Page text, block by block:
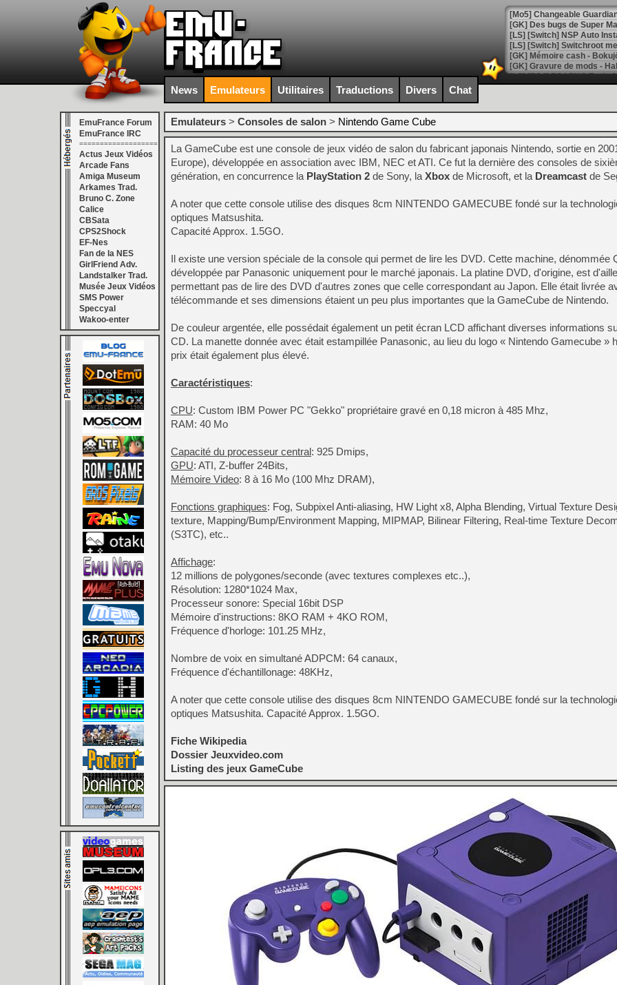
[Mo5] Changeable
[GK] Des bugs de Super
[LS] [Switch] NSP Auto
[GK] La saga horrifique
[GK] Le portage de Super
[Mo5] Le jeu de course
[GK] Guillermo del Toro
[GK] Mistfall Hunter : déjà
[GK] Wo Long 2 évolue
[GK] Crossfire : un TPS à
[LS] [PS5] Premiers
[Mo5] DOOM arrive en
[GK] Bethesda fête les 30
[GK] Roblox : l'action en
[GK] Agenda - GeForce
[LS] [PS5] ps5-y2jb-
[GK] Pourquoi Marvel
[GK] Test : Restory : Chill
[GK] GTA 6 : Rockstar
[GK] Hot Wheels Infinite
[GK] Mémoire cash -
[GK] Résultats Nintendo :
[GK] Dans ce jeu de
[GK] Mémoire cash -
[GK] "Vous ne serez
News Emulateurs Utilitaires Traductions Divers Chat
EmuFrance Forum
EmuFrance IRC
===================
Actus Jeux Vidéos
Arcade Fans
Amiga Museum
Arkames Trad.
Bruno C. Zone
Calice
CBSata
CPS2Shock
EF-Nes
Fan de la NES
GirlFriend Adv.
Landstalker Trad.
Musée Jeux Vidéos
SMS Power
Speccyal
Wakoo-enter
Emulateurs > Consoles de salon > Nintendo Game Cube
La GameCube est une console de jeux vidéo de salon du fabricant japonais Nintendo, sortie en
Europe), développée en association avec IBM, NEC et ATI. Ce fut la dernière des consoles de
génération, en concurrence la PlayStation 2 de Sony, la Xbox de Microsoft, et la Dreamcast de
A noter que cette console utilise des disques 8cm NINTENDO GAMECUBE fondé sur la
optiques Matsushita.
Capacité Approx. 1.5GO.
Il existe une version spéciale de la console qui permet de lire les DVD. Cette machine, dénommée
développée par Panasonic uniquement pour le marché japonais. La platine DVD, d'origine, est
permettant pas de lire des DVD d'autres zones que celle correspondant au Japon. Elle était livrée
télécommande et ses dimensions étaient un peu plus importantes que la GameCube de Nintendo.
De couleur argentée, elle possédait également un petit écran LCD affichant diverses informations
CD. La manette donnée avec était estampillée Panasonic, au lieu du logo « Nintendo Gamecube »
prix était également plus élevé.
Caractéristiques:
CPU: Custom IBM Power PC "Gekko" propriétaire gravé en 0,18 micron à 485 Mhz,
RAM: 40 Mo
Capacité du processeur central: 925 Dmips,
GPU: ATI, Z-buffer 24Bits,
Mémoire Video: 8 à 16 Mo (100 Mhz DRAM),
Fonctions graphiques: Fog, Subpixel Anti-aliasing, HW Light x8, Alpha Blending, Virtual Texture
texture, Mapping/Bump/Environment Mapping, MIPMAP, Bilinear Filtering, Real-time Texture
(S3TC), etc..
Affichage:
12 millions de polygones/seconde (avec textures complexes etc..),
Résolution: 1280*1024 Max,
Processeur sonore: Special 16bit DSP
Mémoire d'instructions: 8KO RAM + 4KO ROM,
Fréquence d'horloge: 101.25 MHz,
Nombre de voix en simultané ADPCM: 64 canaux,
Fréquence d'échantillonage: 48KHz,
A noter que cette console utilise des disques 8cm NINTENDO GAMECUBE fondé sur la
optiques Matsushita. Capacité Approx. 1.5GO.
Fiche Wikipedia
Dossier Jeuxvideo.com
Listing des jeux GameCube